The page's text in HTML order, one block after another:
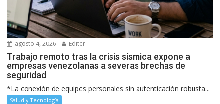
agosto 4, 2026 Editor
Trabajo remoto tras la crisis sísmica expone a
empresas venezolanas a severas brechas de
seguridad
*La conexión de equipos personales sin autenticación robusta...
Salud y Tecnología